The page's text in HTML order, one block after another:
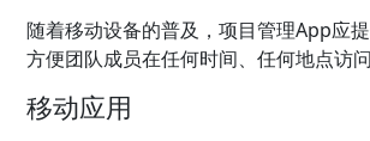
随着移动设备的普及，项目管理App应
方便团队成员在任何时间、任何地点访问
移动应用